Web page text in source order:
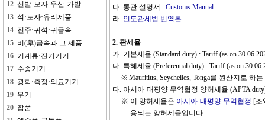
다. 통관 설명서 : Customs Manual
라. 인도관세법 번역본
2. 관세율
가. 기본세율 (Standard duty) : Tariff (as on
나. 특혜세율 (Preferential duty) : Tariff (as on
※ Mauritius, Seychelles, Tonga를 원산지로 하
다. 아시아·태평양 무역협정 양허세율 (APTA
※ 이 양허세율은 아시아-태평양 무역협정 [조
용되는 양허세율입니다.